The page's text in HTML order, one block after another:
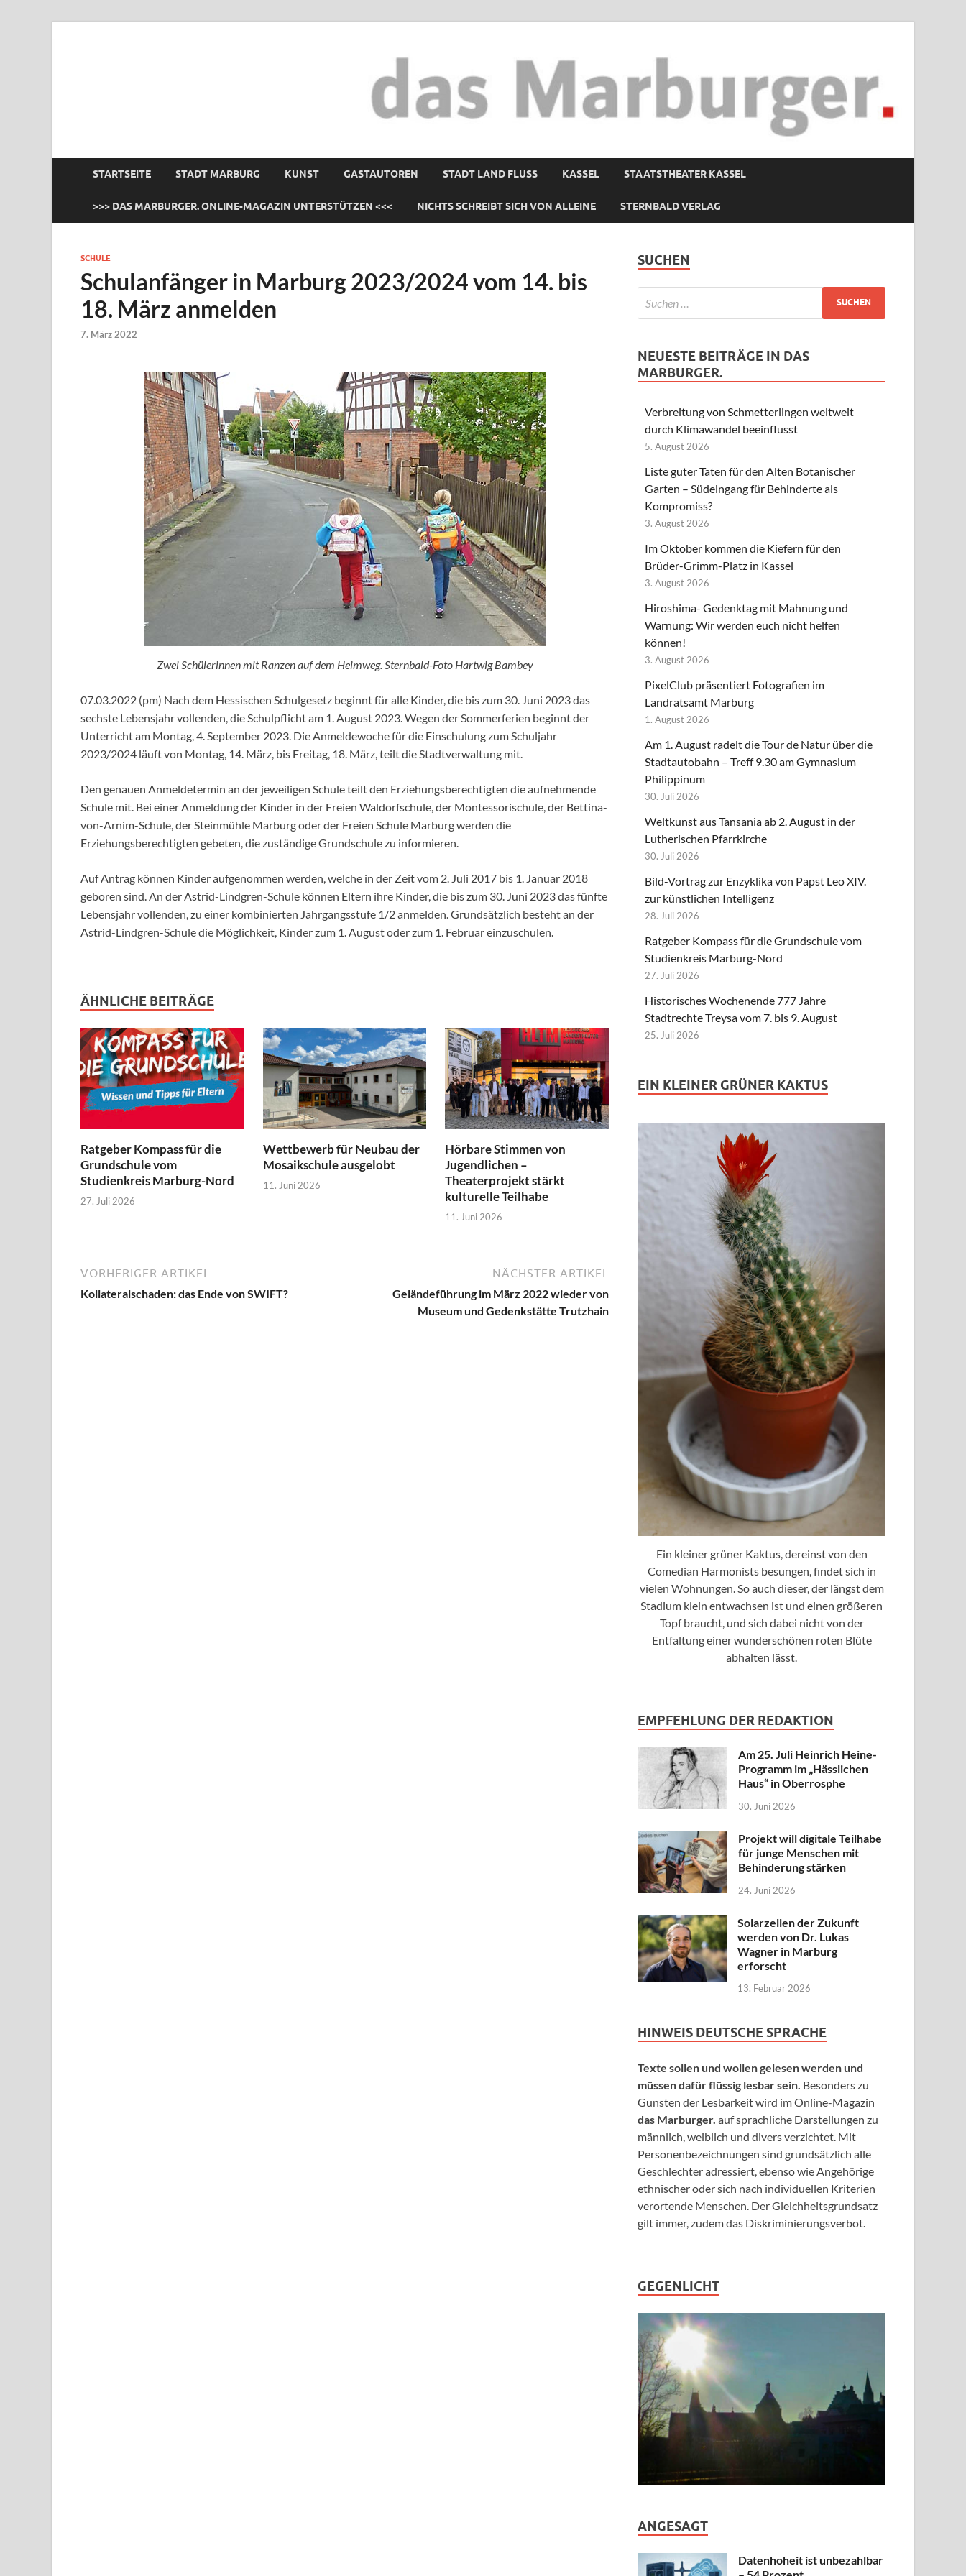
STARTSEITE STADT MARBURG KUNST GASTAUTOREN STADT LAND FLUSS KASSEL STAATSTHEATER KASSEL
>>> DAS MARBURGER. ONLINE-MAGAZIN UNTERSTÜTZEN <<< NICHTS SCHREIBT SICH VON ALLEINE STERNBALD VERLAG
SCHULE
Schulanfänger in Marburg 2023/2024 vom 14. bis
18. März anmelden
7. März 2022
Zwei Schülerinnen mit Ranzen auf dem Heimweg. Sternbald-Foto Hartwig Bambey
07.03.2022 (pm) Nach dem Hessischen Schulgesetz beginnt für alle Kinder, die bis zum 30. Juni 2023 das
sechste Lebensjahr vollenden, die Schulpflicht am 1. August 2023. Wegen der Sommerferien beginnt der
Unterricht am Montag, 4. September 2023. Die Anmeldewoche für die Einschulung zum Schuljahr
2023/2024 läuft von Montag, 14. März, bis Freitag, 18. März, teilt die Stadtverwaltung mit.
Den genauen Anmeldetermin an der jeweiligen Schule teilt den Erziehungsberechtigten die aufnehmende
Schule mit. Bei einer Anmeldung der Kinder in der Freien Waldorfschule, der Montessorischule, der Bettina-
von-Arnim-Schule, der Steinmühle Marburg oder der Freien Schule Marburg werden die
Erziehungsberechtigten gebeten, die zuständige Grundschule zu informieren.
Auf Antrag können Kinder aufgenommen werden, welche in der Zeit vom 2. Juli 2017 bis 1. Januar 2018
geboren sind. An der Astrid-Lindgren-Schule können Eltern ihre Kinder, die bis zum 30. Juni 2023 das fünfte
Lebensjahr vollenden, zu einer kombinierten Jahrgangsstufe 1/2 anmelden. Grundsätzlich besteht an der
Astrid-Lindgren-Schule die Möglichkeit, Kinder zum 1. August oder zum 1. Februar einzuschulen.
ÄHNLICHE BEITRÄGE
Ratgeber Kompass für die
Grundschule vom
Studienkreis Marburg-Nord
27. Juli 2026
Wettbewerb für Neubau der
Mosaikschule ausgelobt
11. Juni 2026
Hörbare Stimmen von
Jugendlichen –
Theaterprojekt stärkt
kulturelle Teilhabe
11. Juni 2026
VORHERIGER ARTIKEL
Kollateralschaden: das Ende von SWIFT?
NÄCHSTER ARTIKEL
Geländeführung im März 2022 wieder von
Museum und Gedenkstätte Trutzhain
SUCHEN
NEUESTE BEITRÄGE IN DAS
MARBURGER.
Verbreitung von Schmetterlingen weltweit
durch Klimawandel beeinflusst
5. August 2026
Liste guter Taten für den Alten Botanischer
Garten – Südeingang für Behinderte als
Kompromiss?
3. August 2026
Im Oktober kommen die Kiefern für den
Brüder-Grimm-Platz in Kassel
3. August 2026
Hiroshima- Gedenktag mit Mahnung und
Warnung: Wir werden euch nicht helfen
können!
3. August 2026
PixelClub präsentiert Fotografien im
Landratsamt Marburg
1. August 2026
Am 1. August radelt die Tour de Natur über die
Stadtautobahn – Treff 9.30 am Gymnasium
Philippinum
30. Juli 2026
Weltkunst aus Tansania ab 2. August in der
Lutherischen Pfarrkirche
30. Juli 2026
Bild-Vortrag zur Enzyklika von Papst Leo XIV.
zur künstlichen Intelligenz
28. Juli 2026
Ratgeber Kompass für die Grundschule vom
Studienkreis Marburg-Nord
27. Juli 2026
Historisches Wochenende 777 Jahre
Stadtrechte Treysa vom 7. bis 9. August
25. Juli 2026
EIN KLEINER GRÜNER KAKTUS
Ein kleiner grüner Kaktus, dereinst von den
Comedian Harmonists besungen, findet sich in
vielen Wohnungen. So auch dieser, der längst dem
Stadium klein entwachsen ist und einen größeren
Topf braucht, und sich dabei nicht von der
Entfaltung einer wunderschönen roten Blüte
abhalten lässt.
EMPFEHLUNG DER REDAKTION
Am 25. Juli Heinrich Heine-
Programm im „Hässlichen
Haus“ in Oberrosphe
30. Juni 2026
Projekt will digitale Teilhabe
für junge Menschen mit
Behinderung stärken
24. Juni 2026
Solarzellen der Zukunft
werden von Dr. Lukas
Wagner in Marburg
erforscht
13. Februar 2026
HINWEIS DEUTSCHE SPRACHE
Texte sollen und wollen gelesen werden und
müssen dafür flüssig lesbar sein. Besonders zu
Gunsten der Lesbarkeit wird im Online-Magazin
das Marburger. auf sprachliche Darstellungen zu
männlich, weiblich und divers verzichtet. Mit
Personenbezeichnungen sind grundsätzlich alle
Geschlechter adressiert, ebenso wie Angehörige
ethnischer oder sich nach individuellen Kriterien
verortende Menschen. Der Gleichheitsgrundsatz
gilt immer, zudem das Diskriminierungsverbot.
GEGENLICHT
ANGESAGT
Datenhoheit ist unbezahlbar